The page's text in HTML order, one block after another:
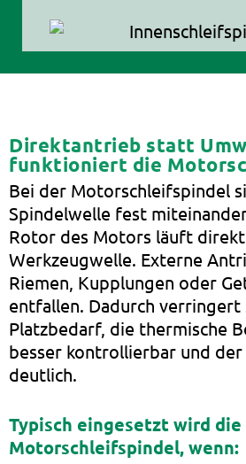
Direktantrieb statt
funktioniert die
Bei der Motorschleifspindel
Spindelwelle fest
Rotor des Motors läuft
Werkzeugwelle. Externe
Riemen, Kupplungen oder
entfallen. Dadurch verringert
Platzbedarf, die thermische
besser kontrollierbar und
deutlich.
Typisch eingesetzt wird die
Motorschleifspindel, wenn: